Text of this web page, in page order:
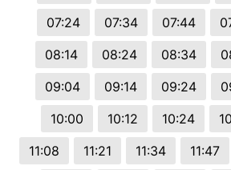
07:24
07:34 07:44
08:14
08:24 08:34
09:04
09:14 09:24
10:00
10:12 10:24
11:08
11:21 11:34 11:47